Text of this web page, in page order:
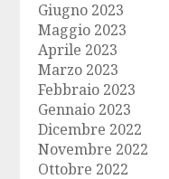
Giugno 2023
Maggio 2023
Aprile 2023
Marzo 2023
Febbraio 2023
Gennaio 2023
Dicembre 2022
Novembre 2022
Ottobre 2022